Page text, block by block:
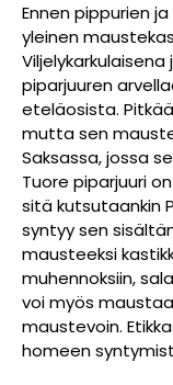
Ennen pippurien
yleinen
piparjuuren
eteläosista.
mutta sen
Saksassa, jossa
Tuore piparjuuri
sitä kutsutaankin
syntyy sen
mausteeksi
muhennoksiin,
voi myös
maustevoin.
homeen